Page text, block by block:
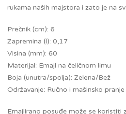
rukama naših majstora i zato je na
Prečnik (cm): 6
Zapremina (l): 0,17
Visina (mm): 60
Materijal: Emajl na čeličnom limu
Boja (unutra/spolja): Zelena/Bež
Održavanje: Ručno i mašinsko pranje
Emajlirano posuđe može se koristiti